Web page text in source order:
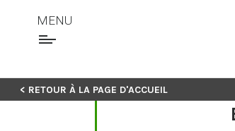
Skip
MENU
< RETOUR À LA PAGE D'ACCUEIL